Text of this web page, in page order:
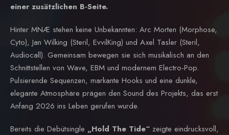
einer zusätzlichen B-Seite.
Hinter MNÆ stehen keine Unbekannten: Arc Morten (Morphose,
Cyto), Jan Wilking (Steril, EvvilKing) und Axel Tasler (Steril,
Audiocall). Gemeinsam bewegen sie sich musikalisch an den
Schnittstellen von Wave, EBM und modernem Electro-Pop.
Pulsierende Sequenzen, markante Hooks und eine dunkle,
elegante Atmosphäre prägen den Sound des Projekts, das erst
Anfang 2026 ins Leben gerufen wurde.
Bereits die Debütsingle „Hold The Tide“ zeigte eindrucksvoll,